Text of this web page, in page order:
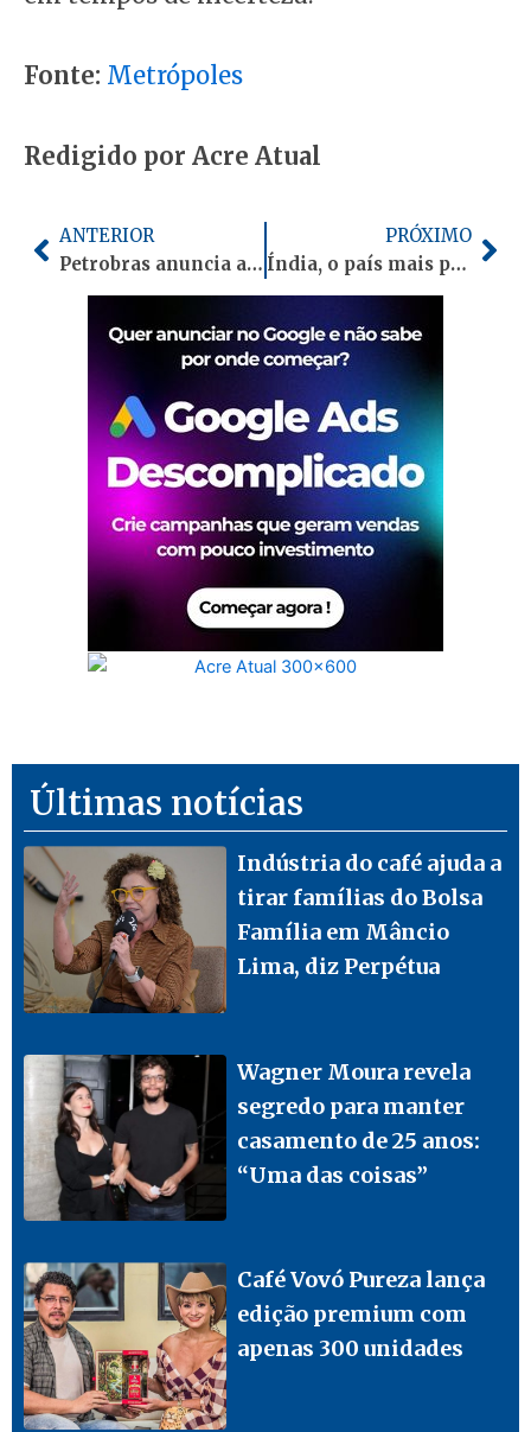
Fonte: Metrópoles
Redigido por Acre Atual
Anterior
ANTERIOR
Petrobras anuncia alta de 55% no querosene de aviação em abril e propõe parcelamento
PRÓXIMO
Índia, o país mais populoso do mundo, dá início a novo censo demográfico
Últimas notícias
Indústria do café ajuda a
tirar famílias do Bolsa
Família em Mâncio
Lima, diz Perpétua
Wagner Moura revela
segredo para manter
casamento de 25 anos:
“Uma das coisas”
Café Vovó Pureza lança
edição premium com
apenas 300 unidades